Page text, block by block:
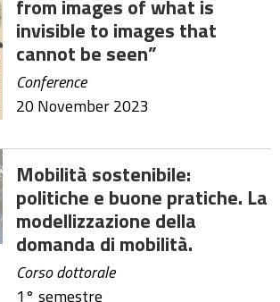
from images of what is
invisible to images that
cannot be seen”
Conference
20 November 2023
Mobilità sostenibile:
politiche e buone pratiche. La
modellizzazione della
domanda di mobilità.
Corso dottorale
1° semestre